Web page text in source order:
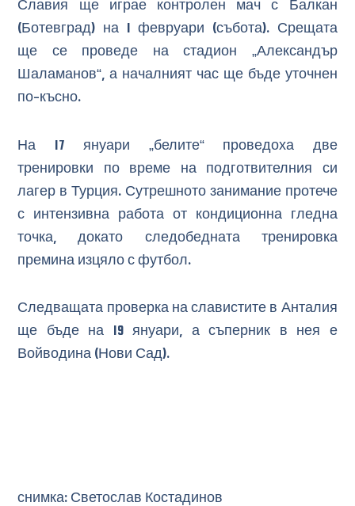
Славия ще играе контролен мач с Балкан
(Ботевград) на 1 февруари (събота). Срещата
ще се проведе на стадион „Александър
Шаламанов“, а началният час ще бъде уточнен
по-късно.
На 17 януари „белите“ проведоха две
тренировки по време на подготвителния си
лагер в Турция. Сутрешното занимание протече
с интензивна работа от кондиционна гледна
точка, докато следобедната тренировка
премина изцяло с футбол.
Следващата проверка на славистите в Анталия
ще бъде на 19 януари, а съперник в нея е
Войводина (Нови Сад).
снимка: Светослав Костадинов